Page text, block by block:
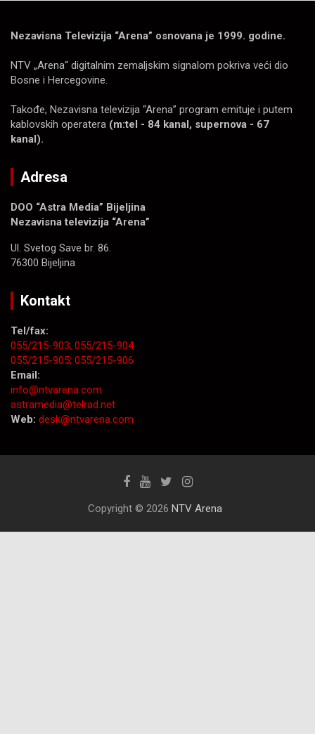
Nezavisna Televizija “Arena” osnovana je 1999. godine.
NTV „Arena“ digitalnim zemaljskim signalom pokriva veći dio
Bosne i Hercegovine.
Takođe, Nezavisna televizija “Arena” program emituje i putem
kablovskih operatera (m:tel - 84 kanal, supernova - 67
kanal).
Adresa
DOO “Astra Media” Bijeljina
Nezavisna televizija “Arena”
Ul. Svetog Save br. 86.
76300 Bijeljina
Kontakt
Tel/fax:
055/215-903; 055/215-904
055/215-905; 055/215-906
Email:
info@ntvarena.com
astramedia@telrad.net
Web: desk@ntvarena.com
Copyright © 2026 NTV Arena